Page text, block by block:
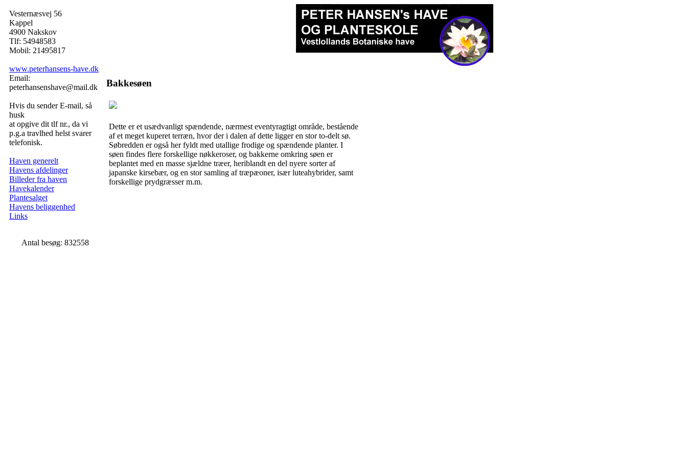
Vesternæsvej 56
Kappel
4900 Nakskov
Tlf: 54948583
Mobil: 21495817
www.peterhansens-have.dk
Email:
peterhansenshave@mail.dk
Hvis du sender E-mail, så
husk
at opgive dit tlf nr., da vi
p.g.a travlhed helst svarer
telefonisk.
Haven generelt
Havens afdelinger
Billeder fra haven
Havekalender
Plantesalget
Havens beliggenhed
Links
Antal besøg: 832558
Bakkesøen
Dette er et usædvanligt spændende, nærmest eventyragtigt område, bestående
af et meget kuperet terræn, hvor der i dalen af dette ligger en stor to-delt sø.
Søbredden er også her fyldt med utallige frodige og spændende planter. I
søen findes flere forskellige nøkkeroser, og bakkerne omkring søen er
beplantet med en masse sjældne træer, heriblandt en del nyere sorter af
japanske kirsebær, og en stor samling af træpæoner, især luteahybrider, samt
forskellige prydgræsser m.m.